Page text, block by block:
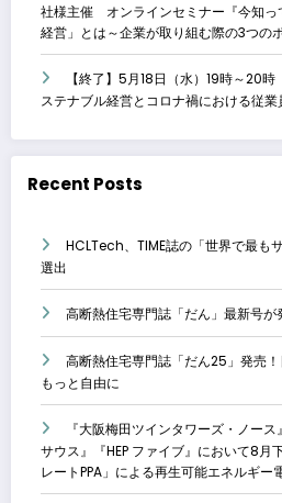
社様主催 オンラインセミナー『今知っ
経営」とは～企業が取り組む際の3つの
【終了】5月18日（水）19時～20
ステナブル経営とコロナ禍における従業
Recent Posts
HCLTech、TIME誌の「世界で最も
選出
高断熱住宅専門誌「だん」最新号が
高断熱住宅専門誌「だん25」発売
もっと自由に
『大阪梅田ツインタワーズ・ノー
サウス』『HEP ファイブ』において8月
レートPPA」による再生可能エネルギー